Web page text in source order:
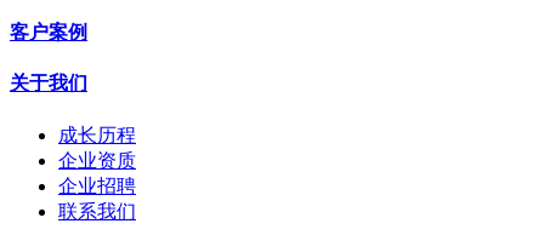
客户案例
关于我们
成长历程
企业资质
企业招聘
联系我们